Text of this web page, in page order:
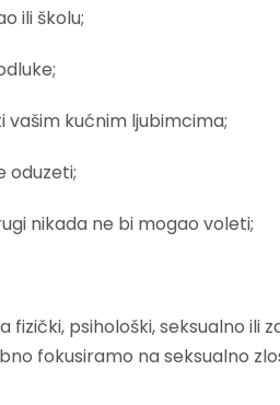
ili školu;
vašim kućnim ljubimcima;
oduzeti;
nikada ne bi mogao voleti;
psihološki, seksualno ili
fokusiramo na seksualno